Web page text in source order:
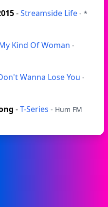
-Streamside Life - *
Kind Of Woman -
Wanna Lose You -
-T-Series - Hum FM